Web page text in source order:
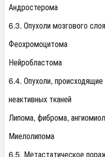
Андростерома
6.3. Опухоли мозгового слоя
Феохромоцитома
Нейробластома
6.4. Опухоли, происходящие
неактивных тканей
Липома, фиброма,
Миелолипома
6.5. Метастатическое